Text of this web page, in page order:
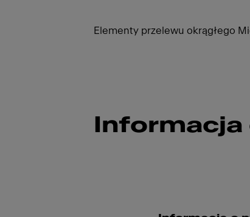
Elementy przelewu okrągłego